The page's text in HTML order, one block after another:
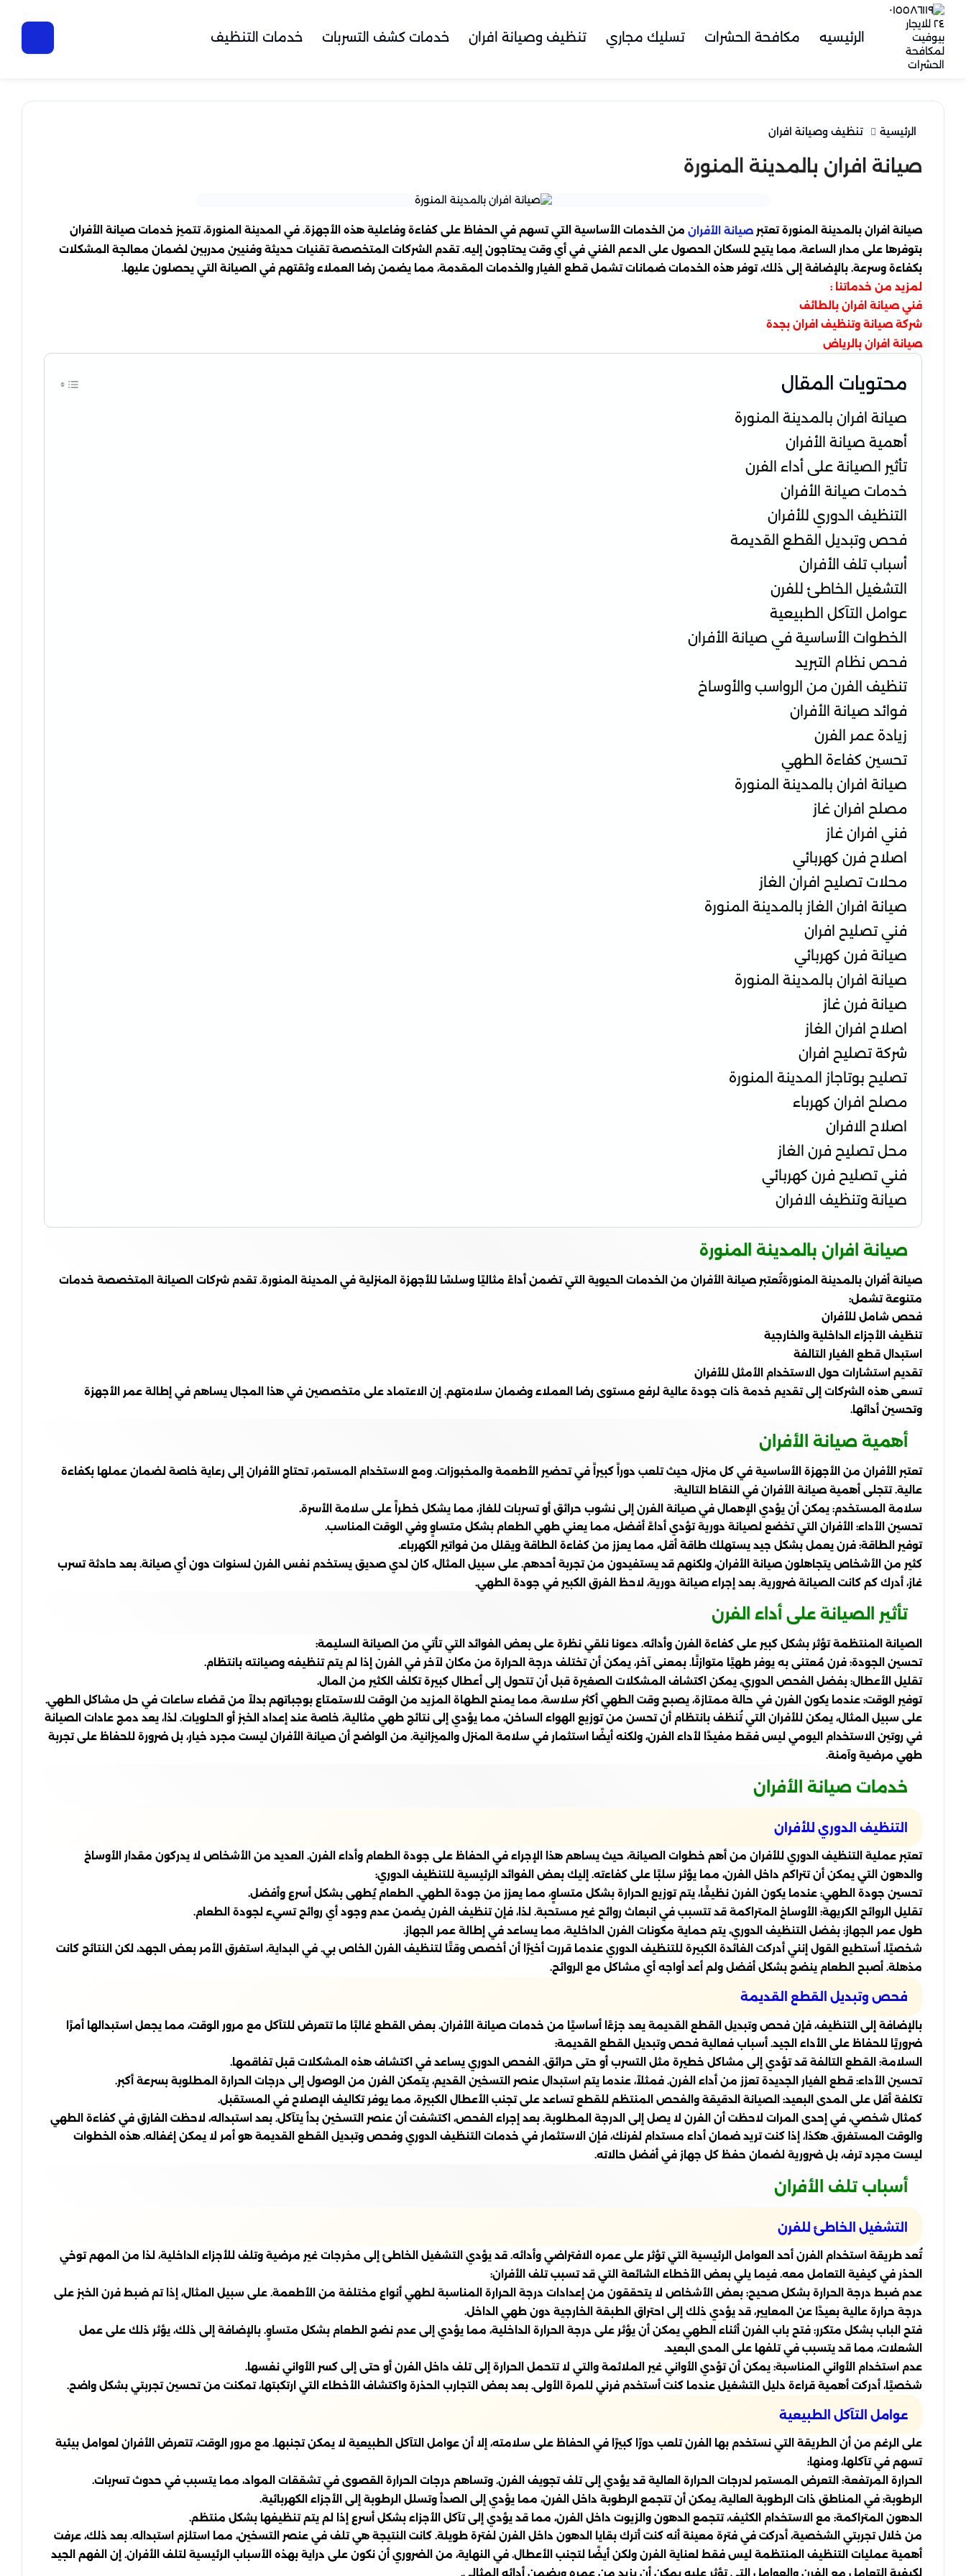
الرئيسيه مكافحة الحشرات تسليك مجاري تنظيف وصيانة افران خدمات كشف التسربات خدمات التنظيف
الرئيسية تنظيف وصيانة افران
صيانة افران بالمدينة المنورة
صيانة افران بالمدينة المنورة تعتبر صيانة الأفران من الخدمات الأساسية التي تسهم في الحفاظ على كفاءة وفاعلية هذه الأجهزة. في المدينة المنورة، تتميز خدمات صيانة الأفران
بتوفرها على مدار الساعة، مما يتيح للسكان الحصول على الدعم الفني في أي وقت يحتاجون إليه. تقدم الشركات المتخصصة تقنيات حديثة وفنيين مدربين لضمان معالجة المشكلات
بكفاءة وسرعة. بالإضافة إلى ذلك، توفر هذه الخدمات ضمانات تشمل قطع الغيار والخدمات المقدمة، مما يضمن رضا العملاء وثقتهم في الصيانة التي يحصلون عليها.
لمزيد من خدماتنا :
فني صيانة افران بالطائف
شركة صيانة وتنظيف افران بجدة
صيانة افران بالرياض
محتويات المقال
صيانة افران بالمدينة المنورة
أهمية صيانة الأفران
تأثير الصيانة على أداء الفرن
خدمات صيانة الأفران
التنظيف الدوري للأفران
فحص وتبديل القطع القديمة
أسباب تلف الأفران
التشغيل الخاطئ للفرن
عوامل التآكل الطبيعية
الخطوات الأساسية في صيانة الأفران
فحص نظام التبريد
تنظيف الفرن من الرواسب والأوساخ
فوائد صيانة الأفران
زيادة عمر الفرن
تحسين كفاءة الطهي
صيانة افران بالمدينة المنورة
مصلح افران غاز
فني افران غاز
اصلاح فرن كهربائي
محلات تصليح افران الغاز
صيانة افران الغاز بالمدينة المنورة
فني تصليح افران
صيانة فرن كهربائي
صيانة افران بالمدينة المنورة
صيانة فرن غاز
اصلاح افران الغاز
شركة تصليح افران
تصليح بوتاجاز المدينة المنورة
مصلح افران كهرباء
اصلاح الافران
محل تصليح فرن الغاز
فني تصليح فرن كهربائي
صيانة وتنظيف الافران
صيانة افران بالمدينة المنورة
صيانة أفران بالمدينة المنورةتُعتبر صيانة الأفران من الخدمات الحيوية التي تضمن أداءً مثاليًا وسلسًا للأجهزة المنزلية في المدينة المنورة. تقدم شركات الصيانة المتخصصة خدمات
متنوعة تشمل:
فحص شامل للأفران
تنظيف الأجزاء الداخلية والخارجية
استبدال قطع الغيار التالفة
تقديم استشارات حول الاستخدام الأمثل للأفران
تسعى هذه الشركات إلى تقديم خدمة ذات جودة عالية لرفع مستوى رضا العملاء وضمان سلامتهم. إن الاعتماد على متخصصين في هذا المجال يساهم في إطالة عمر الأجهزة
وتحسين أدائها.
أهمية صيانة الأفران
تعتبر الأفران من الأجهزة الأساسية في كل منزل، حيث تلعب دوراً كبيراً في تحضير الأطعمة والمخبوزات. ومع الاستخدام المستمر، تحتاج الأفران إلى رعاية خاصة لضمان عملها بكفاءة
عالية. تتجلى أهمية صيانة الأفران في النقاط التالية:
سلامة المستخدم: يمكن أن يؤدي الإهمال في صيانة الفرن إلى نشوب حرائق أو تسربات للغاز، مما يشكل خطراً على سلامة الأسرة.
تحسين الأداء: الأفران التي تخضع لصيانة دورية تؤدي أداءً أفضل، مما يعني طهي الطعام بشكل متساوٍ وفي الوقت المناسب.
توفير الطاقة: فرن يعمل بشكل جيد يستهلك طاقة أقل، مما يعزز من كفاءة الطاقة ويقلل من فواتير الكهرباء.
كثير من الأشخاص يتجاهلون صيانة الأفران، ولكنهم قد يستفيدون من تجربة أحدهم. على سبيل المثال، كان لدي صديق يستخدم نفس الفرن لسنوات دون أي صيانة. بعد حادثة تسرب
غاز، أدرك كم كانت الصيانة ضرورية. بعد إجراء صيانة دورية، لاحظ الفرق الكبير في جودة الطهي.
تأثير الصيانة على أداء الفرن
الصيانة المنتظمة تؤثر بشكل كبير على كفاءة الفرن وأدائه. دعونا نلقي نظرة على بعض الفوائد التي تأتي من الصيانة السليمة:
تحسين الجودة: فرن مُعتنى به يوفر طهيًا متوازنًا. بمعنى آخر، يمكن أن تختلف درجة الحرارة من مكان لآخر في الفرن إذا لم يتم تنظيفه وصيانته بانتظام.
تقليل الأعطال: بفضل الفحص الدوري، يمكن اكتشاف المشكلات الصغيرة قبل أن تتحول إلى أعطال كبيرة تكلف الكثير من المال.
توفير الوقت: عندما يكون الفرن في حالة ممتازة، يصبح وقت الطهي أكثر سلاسة، مما يمنح الطهاة المزيد من الوقت للاستمتاع بوجباتهم بدلاً من قضاء ساعات في حل مشاكل الطهي.
على سبيل المثال، يمكن للأفران التي تُنظف بانتظام أن تحسن من توزيع الهواء الساخن، مما يؤدي إلى نتائج طهي مثالية، خاصة عند إعداد الخبز أو الحلويات. لذا، يعد دمج عادات الصيانة
في روتين الاستخدام اليومي ليس فقط مفيدًا لأداء الفرن، ولكنه أيضًا استثمار في سلامة المنزل والميزانية. من الواضح أن صيانة الأفران ليست مجرد خيار، بل ضرورة للحفاظ على تجربة
طهي مرضية وآمنة.
خدمات صيانة الأفران
التنظيف الدوري للأفران
تعتبر عملية التنظيف الدوري للأفران من أهم خطوات الصيانة، حيث يساهم هذا الإجراء في الحفاظ على جودة الطعام وأداء الفرن. العديد من الأشخاص لا يدركون مقدار الأوساخ
والدهون التي يمكن أن تتراكم داخل الفرن، مما يؤثر سلبًا على كفاءته. إليك بعض الفوائد الرئيسية للتنظيف الدوري:
تحسين جودة الطهي: عندما يكون الفرن نظيفًا، يتم توزيع الحرارة بشكل متساوٍ، مما يعزز من جودة الطهي. الطعام يُطهى بشكل أسرع وأفضل.
تقليل الروائح الكريهة: الأوساخ المتراكمة قد تتسبب في انبعاث روائح غير مستحبة. لذا، فإن تنظيف الفرن يضمن عدم وجود أي روائح تسيء لجودة الطعام.
طول عمر الجهاز: بفضل التنظيف الدوري، يتم حماية مكونات الفرن الداخلية، مما يساعد في إطالة عمر الجهاز.
شخصيًا، أستطيع القول إنني أدركت الفائدة الكبيرة للتنظيف الدوري عندما قررت أخيرًا أن أخصص وقتًا لتنظيف الفرن الخاص بي. في البداية، استغرق الأمر بعض الجهد، لكن النتائج كانت
مذهلة. أصبح الطعام ينضج بشكل أفضل ولم أعد أواجه أي مشاكل مع الروائح.
فحص وتبديل القطع القديمة
بالإضافة إلى التنظيف، فإن فحص وتبديل القطع القديمة يعد جزءًا أساسيًا من خدمات صيانة الأفران. بعض القطع غالبًا ما تتعرض للتآكل مع مرور الوقت، مما يجعل استبدالها أمرًا
ضروريًا للحفاظ على الأداء الجيد. أسباب فعالية فحص وتبديل القطع القديمة:
السلامة: القطع التالفة قد تؤدي إلى مشاكل خطيرة مثل التسرب أو حتى حرائق. الفحص الدوري يساعد في اكتشاف هذه المشكلات قبل تفاقمها.
تحسين الأداء: قطع الغيار الجديدة تعزز من أداء الفرن. فمثلاً، عندما يتم استبدال عنصر التسخين القديم، يتمكن الفرن من الوصول إلى درجات الحرارة المطلوبة بسرعة أكبر.
تكلفة أقل على المدى البعيد: الصيانة الدقيقة والفحص المنتظم للقطع تساعد على تجنب الأعطال الكبيرة، مما يوفر تكاليف الإصلاح في المستقبل.
كمثال شخصي، في إحدى المرات لاحظت أن الفرن لا يصل إلى الدرجة المطلوبة. بعد إجراء الفحص، اكتشفت أن عنصر التسخين بدأ يتآكل. بعد استبداله، لاحظت الفارق في كفاءة الطهي
والوقت المستغرق. هكذا، إذا كنت تريد ضمان أداء مستدام لفرنك، فإن الاستثمار في خدمات التنظيف الدوري وفحص وتبديل القطع القديمة هو أمر لا يمكن إغفاله. هذه الخطوات
ليست مجرد ترف، بل ضرورية لضمان حفظ كل جهاز في أفضل حالاته.
أسباب تلف الأفران
التشغيل الخاطئ للفرن
تُعد طريقة استخدام الفرن أحد العوامل الرئيسية التي تؤثر على عمره الافتراضي وأدائه. قد يؤدي التشغيل الخاطئ إلى مخرجات غير مرضية وتلف للأجزاء الداخلية، لذا من المهم توخي
الحذر في كيفية التعامل معه. فيما يلي بعض الأخطاء الشائعة التي قد تسبب تلف الأفران:
عدم ضبط درجة الحرارة بشكل صحيح: بعض الأشخاص لا يتحققون من إعدادات درجة الحرارة المناسبة لطهي أنواع مختلفة من الأطعمة. على سبيل المثال، إذا تم ضبط فرن الخبز على
درجة حرارة عالية بعيدًا عن المعايير، قد يؤدي ذلك إلى احتراق الطبقة الخارجية دون طهي الداخل.
فتح الباب بشكل متكرر: فتح باب الفرن أثناء الطهي يمكن أن يؤثر على درجة الحرارة الداخلية، مما يؤدي إلى عدم نضج الطعام بشكل متساوٍ. بالإضافة إلى ذلك، يؤثر ذلك على عمل
الشعلات، مما قد يتسبب في تلفها على المدى البعيد.
عدم استخدام الأواني المناسبة: يمكن أن تؤدي الأواني غير الملائمة والتي لا تتحمل الحرارة إلى تلف داخل الفرن أو حتى إلى كسر الأواني نفسها.
شخصيًا، أدركت أهمية قراءة دليل التشغيل عندما كنت أستخدم فرني للمرة الأولى. بعد بعض التجارب الحذرة واكتشاف الأخطاء التي ارتكبتها، تمكنت من تحسين تجربتي بشكل واضح.
عوامل التآكل الطبيعية
على الرغم من أن الطريقة التي نستخدم بها الفرن تلعب دورًا كبيرًا في الحفاظ على سلامته، إلا أن عوامل التآكل الطبيعية لا يمكن تجنبها. مع مرور الوقت، تتعرض الأفران لعوامل بيئية
تسهم في تآكلها، ومنها:
الحرارة المرتفعة: التعرض المستمر لدرجات الحرارة العالية قد يؤدي إلى تلف تجويف الفرن. وتساهم درجات الحرارة القصوى في تشققات المواد، مما يتسبب في حدوث تسربات.
الرطوبة: في المناطق ذات الرطوبة العالية، يمكن أن تتجمع الرطوبة داخل الفرن، مما يؤدي إلى الصدأ وتسلل الرطوبة إلى الأجزاء الكهربائية.
الدهون المتراكمة: مع الاستخدام الكثيف، تتجمع الدهون والزيوت داخل الفرن، مما قد يؤدي إلى تآكل الأجزاء بشكل أسرع إذا لم يتم تنظيفها بشكل منتظم.
من خلال تجربتي الشخصية، أدركت في فترة معينة أنه كنت أترك بقايا الدهون داخل الفرن لفترة طويلة. كانت النتيجة هي تلف في عنصر التسخين، مما استلزم استبداله. بعد ذلك، عرفت
أهمية عمليات التنظيف المنتظمة ليس فقط لعناية الفرن ولكن أيضًا لتجنب الأعطال. في النهاية، من الضروري أن نكون على دراية بهذه الأسباب الرئيسية لتلف الأفران. إن الفهم الجيد
لكيفية التعامل مع الفرن والعوامل التي تؤثر عليه يمكن أن يزيد من عمره ويضمن أدائه المثالي.